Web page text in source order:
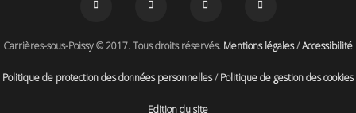
Carrières-sous-Poissy © 2017. Tous droits réservés. Mentions légales/Accessibilité
Politique de protection des données personnelles/Politique de gestion des cookies
Edition du site